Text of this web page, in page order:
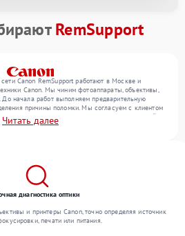
RemSupport
Canon RemSupport работают в Москве и
Canon. Мы чиним фотоаппараты, объективы,
До начала работ выполняем предварительную
причины поломки. Мы согласуем с клиентом
их стоимость, затем выполняем ремонт с заменой
конце подтверждаем качество оказанных услуг
Читать далее
диагностика оптики
и принтеры Canon, точно определяя источник
печати или питания.